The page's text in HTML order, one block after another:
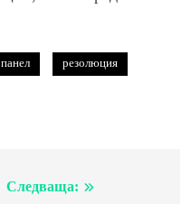
панел резолюция
Следваща: